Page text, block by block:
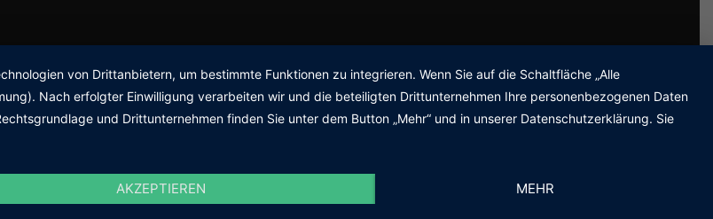
von Drittanbietern, um bestimmte Funktionen zu integrieren. Wenn Sie auf die Schaltfläche „Alle
Nach erfolgter Einwilligung verarbeiten wir und die beteiligten Drittunternehmen Ihre personenbezogenen Daten
und Drittunternehmen finden Sie unter dem Button „Mehr“ und in unserer Datenschutzerklärung. Sie
AKZEPTIEREN MEHR